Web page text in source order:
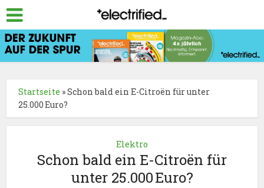
Startseite »Schon bald ein E-Citroën für unter
25.000 Euro?
Elektro
Schon bald ein E-Citroën für
unter 25.000 Euro?